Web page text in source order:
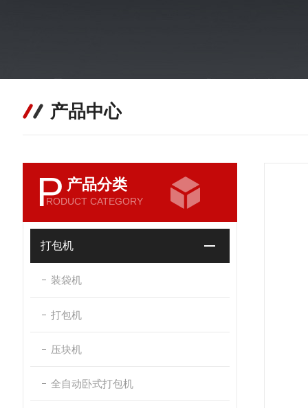
产品中心
P 产品分类
RODUCT CATEGORY
打包机
装袋机
打包机
压块机
全自动卧式打包机